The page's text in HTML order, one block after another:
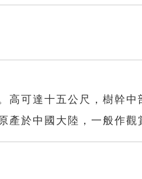
高可達十五公尺，樹幹
產於中國大陸，一般作觀